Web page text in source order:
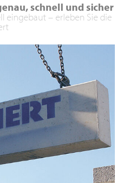
schnell und sicher
eingebaut – erleben Sie die